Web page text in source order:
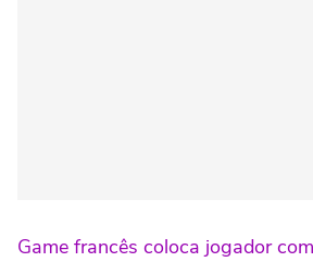
Game francês coloca jogador